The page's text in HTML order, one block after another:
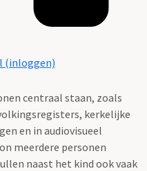
(inloggen)
centraal staan, zoals
kerkelijke
en in audiovisueel
meerdere personen
naast het kind ook vaak